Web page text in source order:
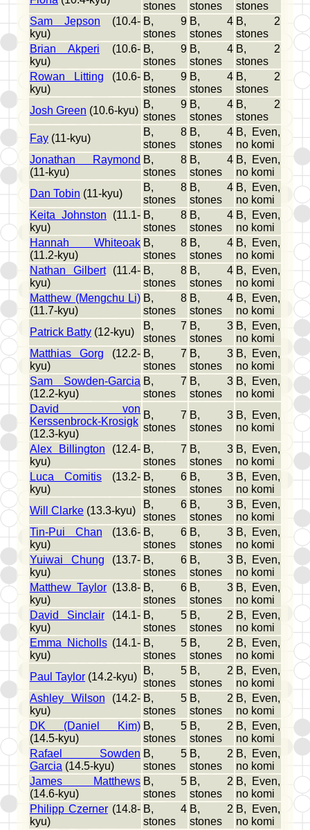
stones
stones
stones
Sam Jepson (10.4-
kyu)
B, 9
stones
B, 4
stones
B, 2
stones
Brian Akperi (10.6-
kyu)
B, 9
stones
B, 4
stones
B, 2
stones
Rowan Litting (10.6-
kyu)
B, 9
stones
B, 4
stones
B, 2
stones
Josh Green (10.6-kyu)
B, 9
stones
B, 4
stones
B, 2
stones
Fay (11-kyu)
B, 8
stones
B, 4
stones
B, Even,
no komi
Jonathan Raymond
(11-kyu)
B, 8
stones
B, 4
stones
B, Even,
no komi
Dan Tobin (11-kyu)
B, 8
stones
B, 4
stones
B, Even,
no komi
Keita Johnston (11.1-
kyu)
B, 8
stones
B, 4
stones
B, Even,
no komi
Hannah Whiteoak
(11.2-kyu)
B, 8
stones
B, 4
stones
B, Even,
no komi
Nathan Gilbert(11.4-
kyu)
B, 8
stones
B, 4
stones
B, Even,
no komi
Matthew (Mengchu Li)
(11.7-kyu)
B, 8
stones
B, 4
stones
B, Even,
no komi
Patrick Batty (12-kyu)
B, 7
stones
B, 3
stones
B, Even,
no komi
Matthias Gorg (12.2-
kyu)
B, 7
stones
B, 3
stones
B, Even,
no komi
Sam Sowden-Garcia
(12.2-kyu)
B, 7
stones
B, 3
stones
B, Even,
no komi
David von
Kerssenbrock-Krosigk
(12.3-kyu)
B, 7
stones
B, 3
stones
B, Even,
no komi
Alex Billington (12.4-
kyu)
B, 7
stones
B, 3
stones
B, Even,
no komi
Luca Comitis (13.2-
kyu)
B, 6
stones
B, 3
stones
B, Even,
no komi
Will Clarke (13.3-kyu)
B, 6
stones
B, 3
stones
B, Even,
no komi
Tin-Pui Chan (13.6-
kyu)
B, 6
stones
B, 3
stones
B, Even,
no komi
Yuiwai Chung (13.7-
kyu)
B, 6
stones
B, 3
stones
B, Even,
no komi
Matthew Taylor (13.8-
kyu)
B, 6
stones
B, 3
stones
B, Even,
no komi
David Sinclair(14.1-
kyu)
B, 5
stones
B, 2
stones
B, Even,
no komi
Emma Nicholls(14.1-
kyu)
B, 5
stones
B, 2
stones
B, Even,
no komi
Paul Taylor (14.2-kyu)
B, 5
stones
B, 2
stones
B, Even,
no komi
Ashley Wilson (14.2-
kyu)
B, 5
stones
B, 2
stones
B, Even,
no komi
DK (Daniel Kim)
(14.5-kyu)
B, 5
stones
B, 2
stones
B, Even,
no komi
Rafael Sowden
Garcia (14.5-kyu)
B, 5
stones
B, 2
stones
B, Even,
no komi
James Matthews
(14.6-kyu)
B, 5
stones
B, 2
stones
B, Even,
no komi
Philipp Czerner (14.8-
kyu)
B, 4
stones
B, 2
stones
B, Even,
no komi